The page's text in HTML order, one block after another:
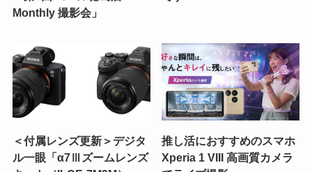
Monthly 撮影会」
＜付属レンズ更新＞デジタ
ル一眼「α7Ⅲズームレンズ
推し活におすすめのスマホ
Xperia 1 VIII 高画質カメラ